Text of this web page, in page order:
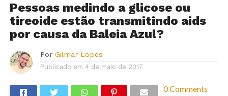
Pessoas medindo a glicose ou
tireoide estão transmitindo aids
por causa da Baleia Azul?
Por Gilmar Lopes
Publicado em 4 de maio de 2017
0 Comments